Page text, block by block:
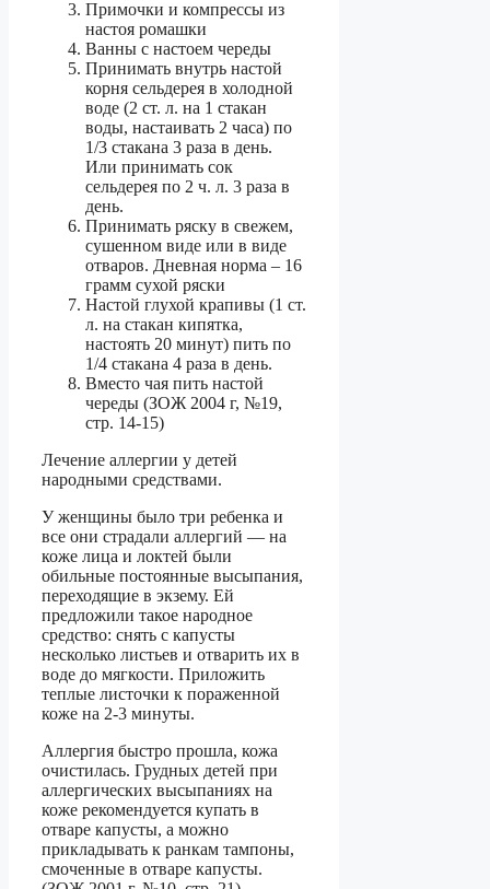
Примочки и компрессы из
настоя ромашки
Ванны с настоем череды
Принимать внутрь настой
корня сельдерея в холодной
воде (2 ст. л. на 1 стакан
воды, настаивать 2 часа) по
1/3 стакана 3 раза в день.
Или принимать сок
сельдерея по 2 ч. л. 3 раза в
день.
Принимать ряску в свежем,
сушенном виде или в виде
отваров. Дневная норма – 16
грамм сухой ряски
Настой глухой крапивы (1 ст.
л. на стакан кипятка,
настоять 20 минут) пить по
1/4 стакана 4 раза в день.
Вместо чая пить настой
череды (ЗОЖ 2004 г, №19,
стр. 14-15)
Лечение аллергии у детей
народными средствами.
У женщины было три ребенка и
все они страдали аллергий — на
коже лица и локтей были
обильные постоянные высыпания,
переходящие в экзему. Ей
предложили такое народное
средство: снять с капусты
несколько листьев и отварить их в
воде до мягкости. Приложить
теплые листочки к пораженной
коже на 2-3 минуты.
Аллергия быстро прошла, кожа
очистилась. Грудных детей при
аллергических высыпаниях на
коже рекомендуется купать в
отваре капусты, а можно
прикладывать к ранкам тампоны,
смоченные в отваре капусты.